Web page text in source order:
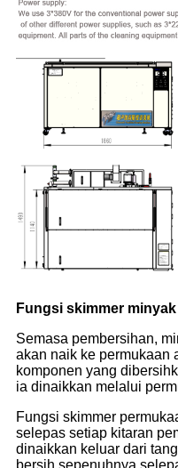
Fungsi skimmer minyak
Semasa pembersihan,
akan naik ke permukaan
komponen yang
ia dinaikkan melalui
Fungsi skimmer
selepas setiap kitaran
dinaikkan keluar dari
bersih sepenuhnya